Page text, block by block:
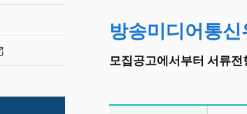
방송미디어통신
모집공고에서부터 서류